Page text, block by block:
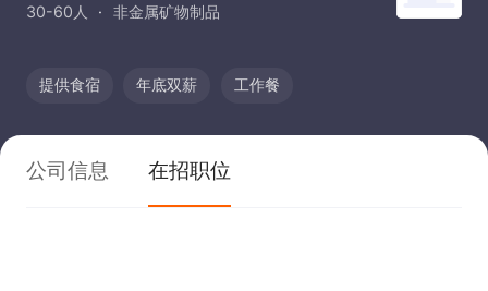
30-60人 非金属矿物制品
提供食宿 年底双薪 工作餐
公司信息 在招职位